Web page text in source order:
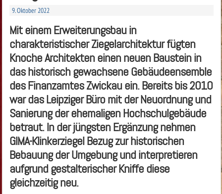
9. Oktober 2022
Mit einem Erweiterungsbau in
charakteristischer Ziegelarchitektur fügten
Knoche Architekten einen neuen Baustein in
das historisch gewachsene Gebäudeensemble
des Finanzamtes Zwickau ein. Bereits bis 2010
war das Leipziger Büro mit der Neuordnung und
Sanierung der ehemaligen Hochschulgebäude
betraut. In der jüngsten Ergänzung nehmen
GIMA-Klinkerziegel Bezug zur historischen
Bebauung der Umgebung und interpretieren
aufgrund gestalterischer Kniffe diese
gleichzeitig neu.